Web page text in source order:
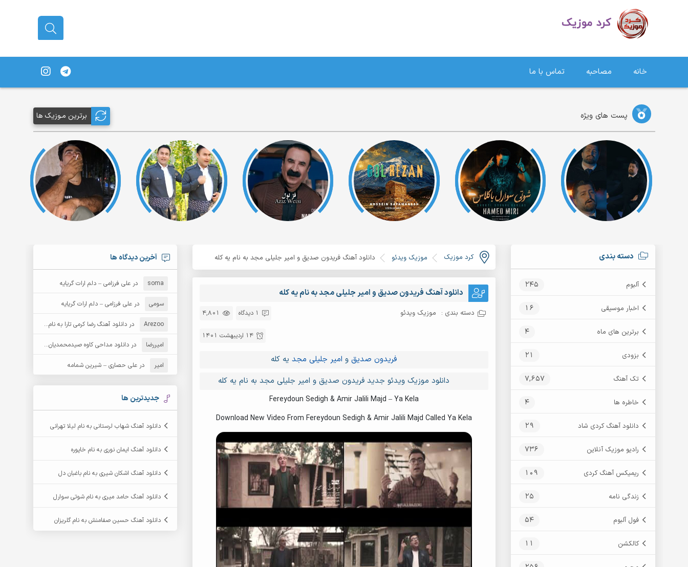
خانه مصاحبه تماس با ما
پست های ویژه برترین مـوزیک ها
دسته بندی
آلبوم 245
اخبار موسیقی 16
برترین های ماه 4
بزودی 21
تک آهنگ 7,657
خاطره ها 4
دانلود آهنگ کردی شاد 29
رادیو موزیک آنلاین 736
ریمیکس آهنگ کردی 109
زندگی نامه 25
فول آلبوم 54
کالکشن 11
کرد موزیک موزیک ویدئو دانلود آهنگ فریدون صدیق و امیر جلیلی مجد به نام یه کله
دانلود آهنگ فریدون صدیق و امیر جلیلی مجد به نام یه کله
دسته بندی : موزیک ویدئو 4,801 1 دیدگاه
14 اردیبهشت 1401
فریدون صدیق و امیر جلیلی مجد یه کله
دانلود موزیک ویدئو جدید فریدون صدیق و امیر جلیلی مجد به نام یه کله
Fereydoun Sedigh & Amir Jalili Majd – Ya Kela
Download New Video From Fereydoun Sedigh & Amir Jalili Majd Called Ya Kela
آخرین دیدگاه ها
soma درعلی فرزامی – دلم ارات گریایه
سومی درعلی فرزامی – دلم ارات گریایه
Arezoo دردانلود آهنگ رضا کرمی تارا به نام قمار
امیررضا دردانلود مداحی کاوه صیدمحمدیان به نام سردار باوفا
امیر درعلی حصاری – شیرین شمامه
جدیدترین ها
دانلود آهنگ شهاب لرستانی به نام لیلا تهرانی
دانلود آهنگ ایمان نوری به نام خاپوره
دانلود آهنگ اشکان شیری به نام باغبان دل
دانلود آهنگ حامد میری به نام شوتی سوارل
دانلود آهنگ حسین صفامنش به نام گلریزان